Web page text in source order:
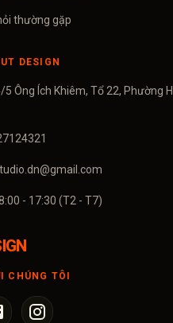
thường gặp
DESIGN
5 Ông Ích Khiêm, Tổ 22, Phường
- 17:30 (T2 - T7)
CHÚNG TÔI